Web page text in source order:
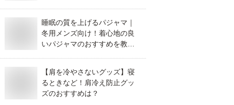
睡眠の質を上げるパジャマ｜
冬用メンズ向け！着心地の良
いパジャマのおすすめを教え
【肩を冷やさないグッズ】寝
るときなど！肩冷え防止グッ
ズのおすすめは？